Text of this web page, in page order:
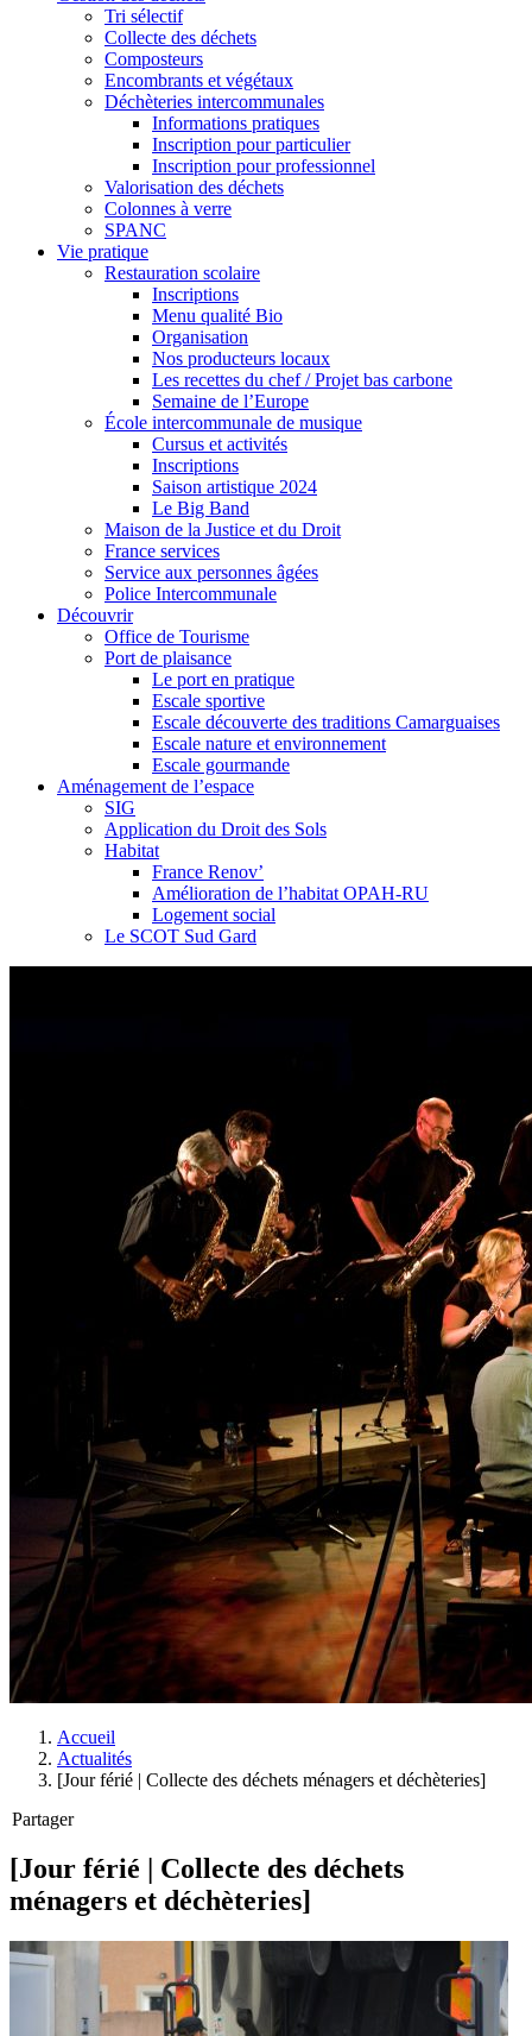
Tri sélectif
Collecte des déchets
Composteurs
Encombrants et végétaux
Déchèteries intercommunales
Informations pratiques
Inscription pour particulier
Inscription pour professionnel
Valorisation des déchets
Colonnes à verre
SPANC
Vie pratique
Restauration scolaire
Inscriptions
Menu qualité Bio
Organisation
Nos producteurs locaux
Les recettes du chef / Projet bas carbone
Semaine de l’Europe
École intercommunale de musique
Cursus et activités
Inscriptions
Saison artistique 2024
Le Big Band
Maison de la Justice et du Droit
France services
Service aux personnes âgées
Police Intercommunale
Découvrir
Office de Tourisme
Port de plaisance
Le port en pratique
Escale sportive
Escale découverte des traditions Camarguaises
Escale nature et environnement
Escale gourmande
Aménagement de l’espace
SIG
Application du Droit des Sols
Habitat
France Renov’
Amélioration de l’habitat OPAH-RU
Logement social
Le SCOT Sud Gard
Accueil
Actualités
[Jour férié | Collecte des déchets ménagers et déchèteries]
Partager
[Jour férié | Collecte des déchets
ménagers et déchèteries]